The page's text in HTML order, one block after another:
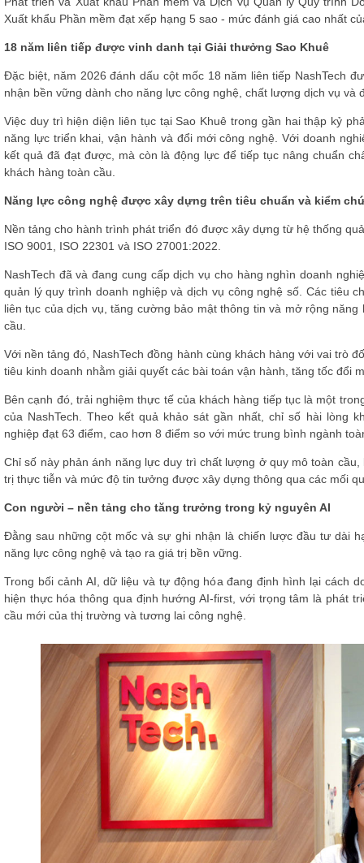
Xuất khẩu Phần mềm đạt xếp hạng 5 sao - mức đánh giá cao nhất
18 năm liên tiếp được vinh danh tại Giải thưởng Sao Khuê
Đặc biệt, năm 2026 đánh dấu cột mốc 18 năm liên tiếp NashTech
nhận bền vững dành cho năng lực công nghệ, chất lượng dịch vụ
Việc duy trì hiện diện liên tục tại Sao Khuê trong gần hai thập kỷ
năng lực triển khai, vận hành và đổi mới công nghệ. Với doanh
kết quả đã đạt được, mà còn là động lực để tiếp tục nâng chuẩn
khách hàng toàn cầu.
Năng lực công nghệ được xây dựng trên tiêu chuẩn và kiểm
Nền tảng cho hành trình phát triển đó được xây dựng từ hệ thống
ISO 9001, ISO 22301 và ISO 27001:2022.
NashTech đã và đang cung cấp dịch vụ cho hàng nghìn doanh
quản lý quy trình doanh nghiệp và dịch vụ công nghệ số. Các tiêu
liên tục của dịch vụ, tăng cường bảo mật thông tin và mở rộng
cầu.
Với nền tảng đó, NashTech đồng hành cùng khách hàng với vai trò
tiêu kinh doanh nhằm giải quyết các bài toán vận hành, tăng tốc đổi
Bên cạnh đó, trải nghiệm thực tế của khách hàng tiếp tục là một
của NashTech. Theo kết quả khảo sát gần nhất, chỉ số hài lòng
nghiệp đạt 63 điểm, cao hơn 8 điểm so với mức trung bình ngành
Chỉ số này phản ánh năng lực duy trì chất lượng ở quy mô toàn
trị thực tiễn và mức độ tin tưởng được xây dựng thông qua các mối
Con người – nền tảng cho tăng trưởng trong kỷ nguyên AI
Đằng sau những cột mốc và sự ghi nhận là chiến lược đầu tư dài
năng lực công nghệ và tạo ra giá trị bền vững.
Trong bối cảnh AI, dữ liệu và tự động hóa đang định hình lại cách
hiện thực hóa thông qua định hướng AI-first, với trọng tâm là phát
cầu mới của thị trường và tương lai công nghệ.